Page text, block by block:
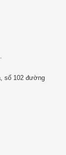
số 102 đường